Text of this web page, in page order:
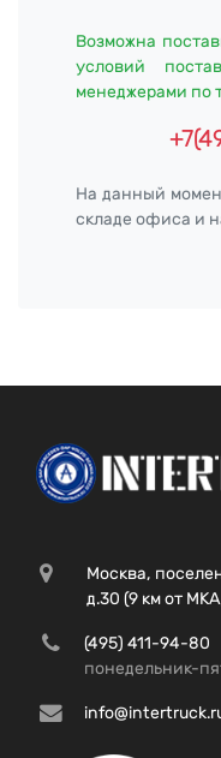
Возможна
условий
менеджерами по
На данный
складе офиса и
Москва,
д.30 (9 км от
(495) 411-94-80
понедельник-